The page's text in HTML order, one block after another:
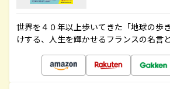
世界を４０年以上歩いてきた「地球の歩
けする、人生を輝かせるフランスの名言